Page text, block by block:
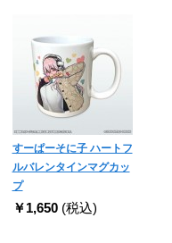
すーぱーそに子 ハートフ
ルバレンタインマグカッ
プ
￥1,650 (税込)